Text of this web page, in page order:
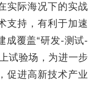
实际海况下的实战
支持，有利于加速
成覆盖“研发-测试-
试验场，为进一步
促进高新技术产业